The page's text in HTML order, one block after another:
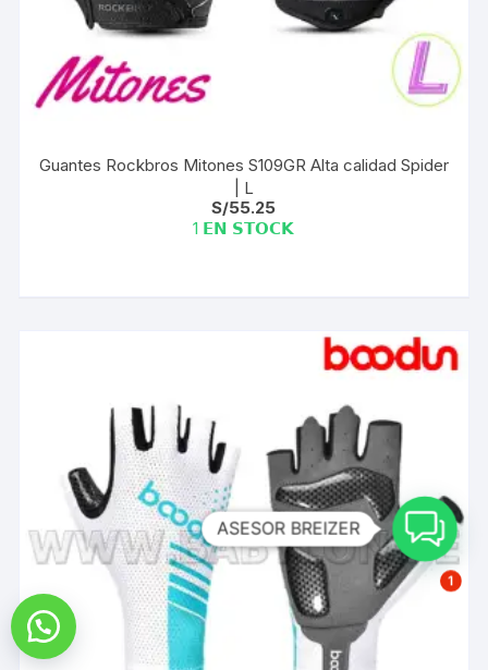
Guantes Rockbros Mitones S109GR Alta calidad Spider
| L
S/55.25
1 𝗘𝗡 𝗦𝗧𝗢𝗖𝗞
ASESOR BREIZER
1